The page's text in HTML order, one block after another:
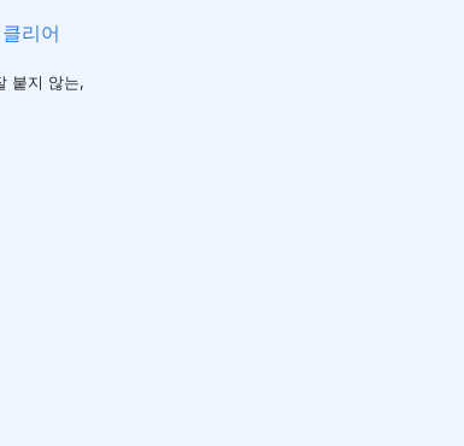
리어
붙지 않는,